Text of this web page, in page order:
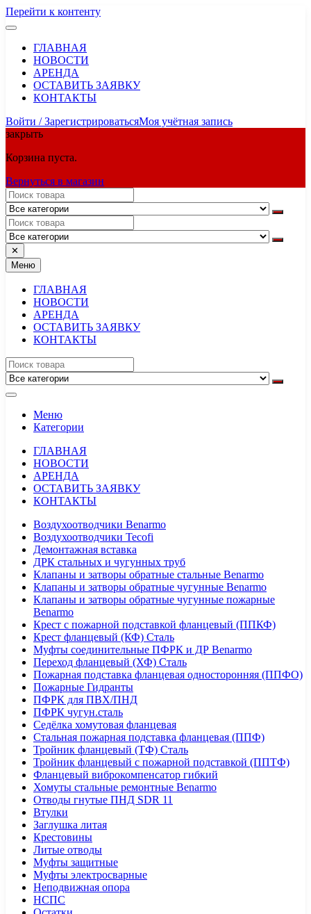
Перейти к контенту
ГЛАВНАЯ
НОВОСТИ
АРЕНДА
ОСТАВИТЬ ЗАЯВКУ
КОНТАКТЫ
Войти / ЗарегистрироватьсяМоя учётная запись
закрыть
Корзина пуста.
Вернуться в магазин
✕
Меню
ГЛАВНАЯ
НОВОСТИ
АРЕНДА
ОСТАВИТЬ ЗАЯВКУ
КОНТАКТЫ
Меню
Категории
ГЛАВНАЯ
НОВОСТИ
АРЕНДА
ОСТАВИТЬ ЗАЯВКУ
КОНТАКТЫ
Воздухоотводчики Benarmo
Воздухоотводчики Tecofi
Демонтажная вставка
ДРК стальных и чугунных труб
Клапаны и затворы обратные стальные Benarmo
Клапаны и затворы обратные чугунные Benarmo
Клапаны и затворы обратные чугунные пожарные
Benarmo
Крест с пожарной подставкой фланцевый (ППКФ)
Крест фланцевый (КФ) Сталь
Муфты соединительные ПФРК и ДР Benarmo
Переход фланцевый (ХФ) Сталь
Пожарная подставка фланцевая односторонняя (ППФО)
Пожарные Гидранты
ПФРК для ПВХ/ПНД
ПФРК чугун.сталь
Седёлка хомутовая фланцевая
Стальная пожарная подставка фланцевая (ППФ)
Тройник фланцевый (ТФ) Сталь
Тройник фланцевый с пожарной подставкой (ППТФ)
Фланцевый виброкомпенсатор гибкий
Хомуты стальные ремонтные Benarmo
Отводы гнутые ПНД SDR 11
Втулки
Заглушка литая
Крестовины
Литые отводы
Муфты защитные
Муфты электросварные
Неподвижная опора
НСПС